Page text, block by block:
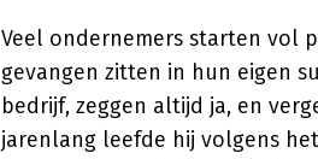
Veel ondernemers starten vol
gevangen zitten in hun eigen
bedrijf, zeggen altijd ja, en
jarenlang leefde hij volgens